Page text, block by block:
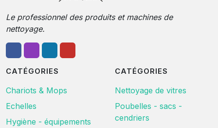
Le professionnel des produits et machines de
nettoyage.
CATÉGORIES
Chariots & Mops
Echelles
Hygiène - équipements
CATÉGORIES
Nettoyage de vitres
Poubelles - sacs -
cendriers